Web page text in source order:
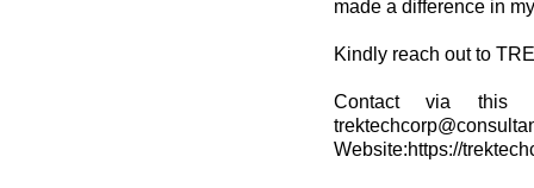
made a difference in
Kindly reach out to
Contact via this e-
Website:https://